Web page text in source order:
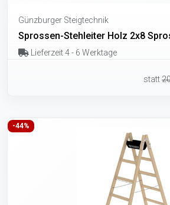
Günzburger Steigtechnik
Sprossen-Stehleiter Holz 2x8
Lieferzeit 4 - 6 Werktage
statt
-44%